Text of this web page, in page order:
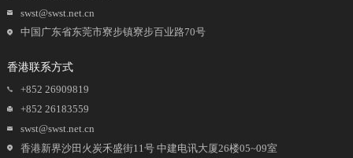
swst@swst.net.cn
中国广东省东莞市寮步镇寮步百业路70号
香港联系方式
+852 26909819
+852 26183559
swst@swst.net.cn
香港新界沙田火炭禾盛街11号 中建电讯大厦26楼05~09室